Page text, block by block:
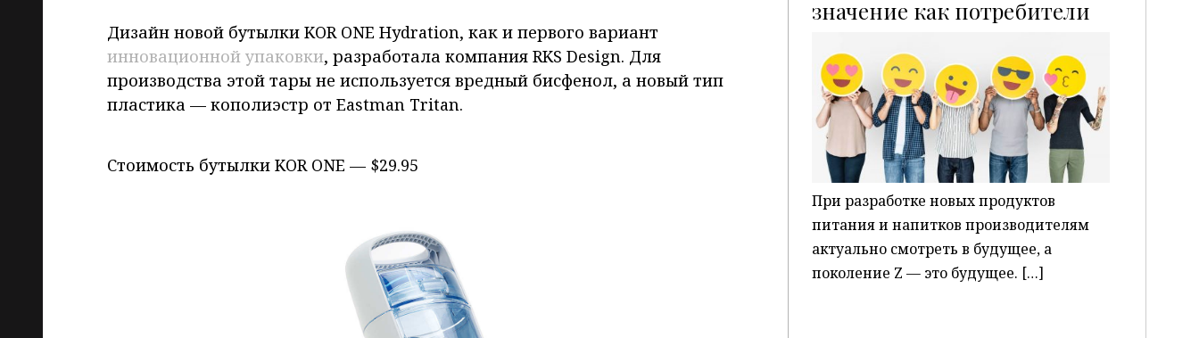
Дизайн новой бутылки KOR ONE Hydration, как и первого вариант
инновационной упаковки, разработала компания RKS Design. Для
производства этой тары не используется вредный бисфенол, а новый тип
пластика — кополиэстр от Eastman Tritan.
Стоимость бутылки KOR ONE — $29.95
значение как потребители
P
При разработке новых продуктов
питания и напитков производителям
актуально смотреть в будущее, а
поколение Z — это будущее. […]